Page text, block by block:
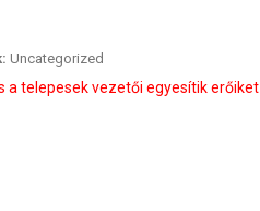
Uncategorized
a telepesek vezetői egyesítik erőiket